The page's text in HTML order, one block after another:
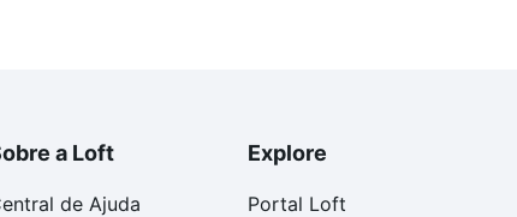
a Loft
de Ajuda
Explore
Portal Loft